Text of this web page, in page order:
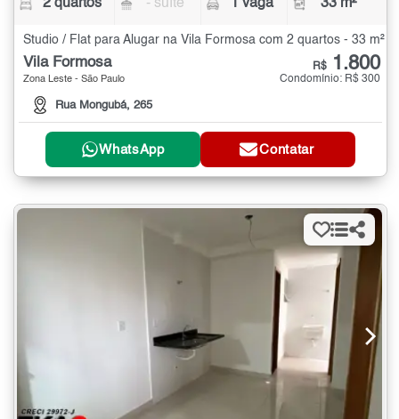
2 quartos - suíte 1 vaga 33 m²
Studio / Flat para Alugar na Vila Formosa com 2 quartos - 33 m²
Vila Formosa
Zona Leste - São Paulo
Rua Mongubá, 265
R$ 1.800
Condomínio: R$ 300
WhatsApp Contatar